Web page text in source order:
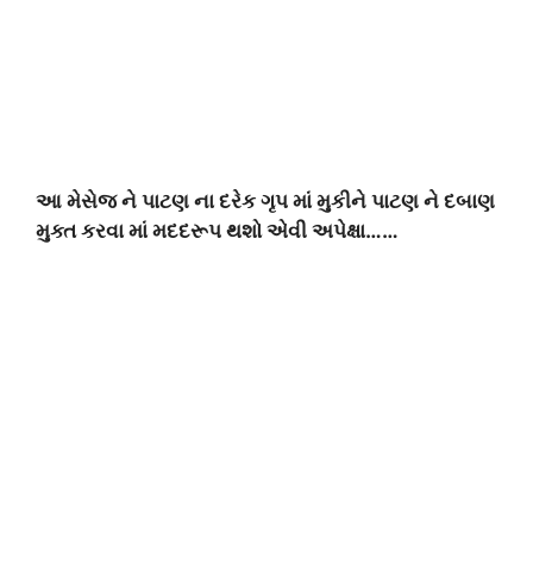
આ મેસેજ ને પાટણ ના દરેક ગૃપ માં મુકીને પાટણ ને દબાણ
મુક્ત કરવા માં મદદરૂપ થશો એવી અપેક્ષા……